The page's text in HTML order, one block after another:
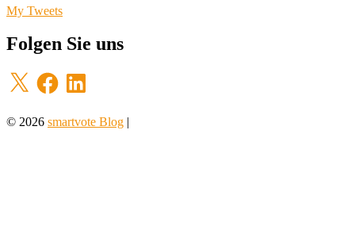
My Tweets
Folgen Sie uns
X FacebookLinkedIn
© 2026 smartvote Blog |